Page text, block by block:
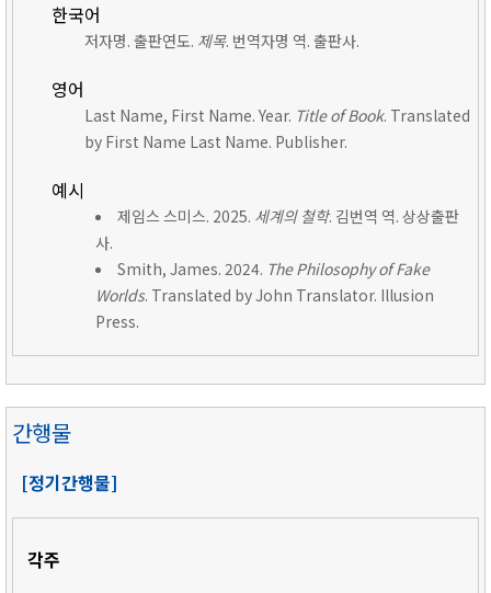
한국어
저자명. 출판연도. 제목. 번역자명 역. 출판사.
영어
Last Name, First Name. Year. Title of Book. Translated
by First Name Last Name. Publisher.
예시
제임스 스미스. 2025. 세계의 철학. 김번역 역. 상상출판
사.
Smith, James. 2024. The Philosophy of Fake
Worlds. Translated by John Translator. Illusion
Press.
간행물
[정기간행물]
각주